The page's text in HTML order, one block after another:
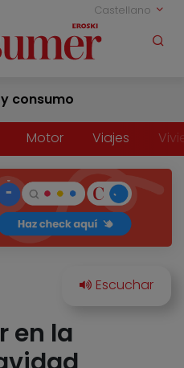
Castellano
consumo
Motor Viajes
en la